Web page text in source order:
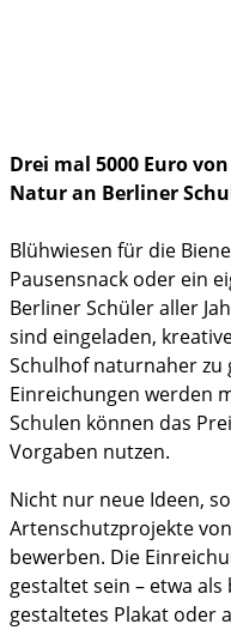
Drei mal 5000 Euro
Natur an Berliner
Blühwiesen für die
Pausensnack oder ein
Berliner Schüler aller
sind eingeladen,
Schulhof naturnaher zu
Einreichungen werden
Schulen können das
Vorgaben nutzen.
Nicht nur neue Ideen,
Artenschutzprojekte
bewerben. Die
gestaltet sein – etwa
gestaltetes Plakat oder